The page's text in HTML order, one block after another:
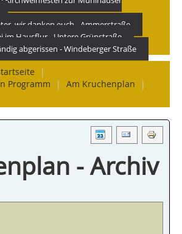
wir danken euch - Ammerstraße
im Hausflur - Untere Grünstraße
abgerissen - Windeberger Straße
|
Programm
| Am Kruchenplan
|
- Archiv